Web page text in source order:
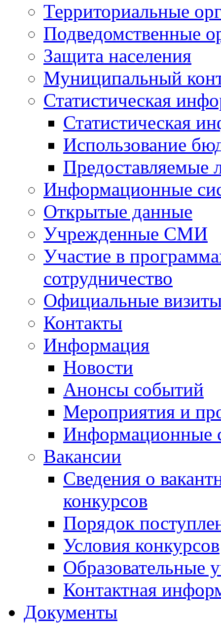
Территориальные
Подведомственные
Защита населения
Муниципальный
Статистическая
Статистическая
Использование
Предоставляемые
Информационные
Открытые данные
Учрежденные СМИ
Участие в
сотрудничество
Официальные
Контакты
Информация
Новости
Анонсы событий
Мероприятия и
Информационные
Вакансии
Сведения о
конкурсов
Порядок
Условия конкурсов
Образовательные
Контактная
Документы